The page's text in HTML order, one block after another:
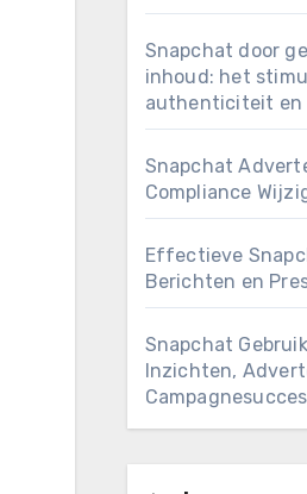
Snapchat door
inhoud: het
authenticiteit en
Snapchat
Compliance
Effectieve
Berichten en
Snapchat
Inzichten,
Campagnesucces